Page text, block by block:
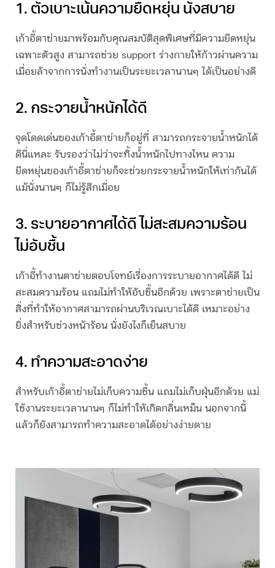
1. ตัวเบาะเน้นความยืดหยุ่น นั่งสบาย
เก้าอี้ตาข่ายมาพร้อมกับคุณสมบัติสุดพิเศษที่มีความยืดหยุ่น
เฉพาะตัวสูง สามารถช่วย support ร่างกายให้ก้าวผ่านความ
เมื่อยล้าจากการนั่งทำงานเป็นระยะเวลานานๆ ได้เป็นอย่างดี
2. กระจายน้ำหนักได้ดี
จุดโดดเด่นของเก้าอี้ตาข่ายก็อยู่ที่ สามารถกระจายน้ำหนักได้
ดีนี่แหละ รับรองว่าไม่ว่าจะทิ้งน้ำหนักไปทางไหน ความ
ยืดหยุ่นของเก้าอี้ตาข่ายก็จะช่วยกระจายน้ำหนักให้เท่ากันได้
แม้นั่งนานๆ ก็ไม่รู้สึกเมื่อย
3. ระบายอากาศได้ดี ไม่สะสมความร้อน
ไม่อับชื้น
เก้าอี้ทำงานตาข่ายตอบโจทย์เรื่องการระบายอากาศได้ดี ไม่
สะสมความร้อน แถมไม่ทำให้อับชื้นอีกด้วย เพราะตาข่ายเป็น
สิ่งที่ทำให้อากาศสามารถผ่านบริเวณเบาะได้ดี เหมาะอย่าง
ยิ่งสำหรับช่วงหน้าร้อน นั่งยังไงก็เย็นสบาย
4. ทำความสะอาดง่าย
สำหรับเก้าอี้ตาข่าย ไม่เก็บความชื้น แถมไม่เก็บฝุ่นอีกด้วย แม่
ใช้งานระยะเวลานานๆ ก็ไม่ทำให้เกิดกลิ่นเหม็น นอกจากนี้
แล้วก็ยังสามารถทำความสะอาดได้อย่างง่ายดาย